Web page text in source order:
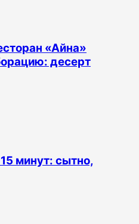
«Айна»
десерт
минут: сытно,